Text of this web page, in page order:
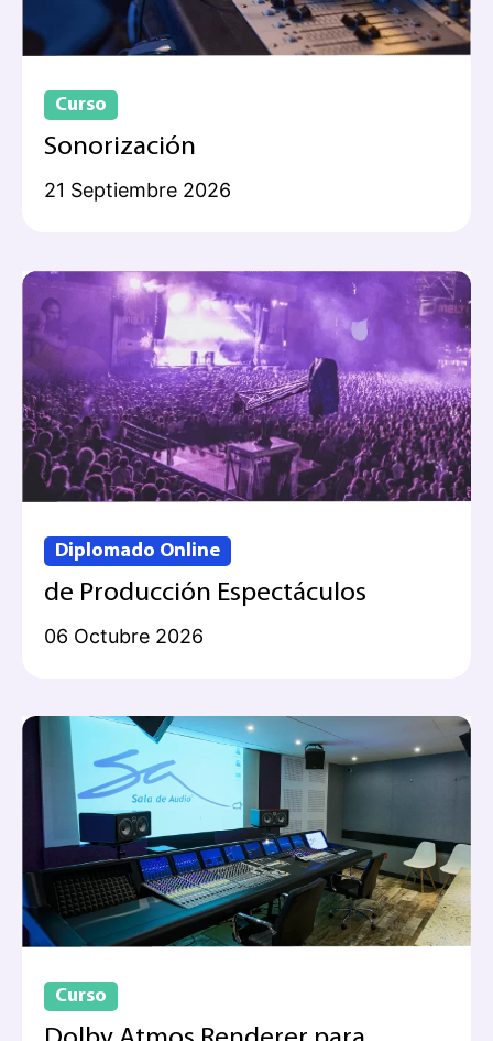
Curso
Sonorización
21 Septiembre 2026
Diplomado Online
de Producción Espectáculos
06 Octubre 2026
Curso